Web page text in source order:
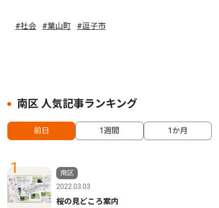
#社会 #葉山町 #逗子市
南区 人気記事ランキング
前日 1週間 1か月
1
南区
2022.03.03
桜の見どころ案内